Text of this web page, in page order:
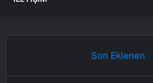
Son Eklenen